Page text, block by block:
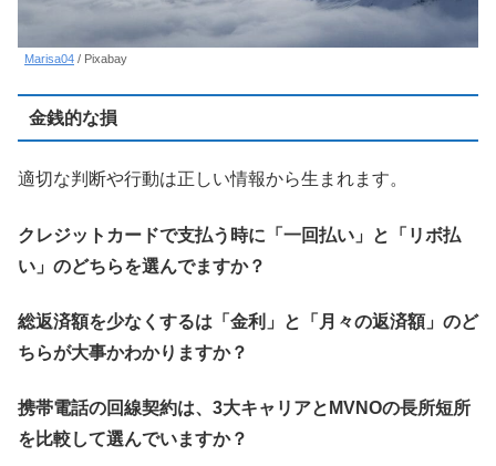
Marisa04 / Pixabay
金銭的な損
適切な判断や行動は正しい情報から生まれます。
クレジットカードで支払う時に「一回払い」と「リボ払
い」のどちらを選んでますか？
総返済額を少なくするは「金利」と「月々の返済額」のど
ちらが大事かわかりますか？
携帯電話の回線契約は、3大キャリアとMVNOの長所短所
を比較して選んでいますか？